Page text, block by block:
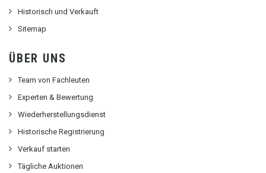
Historisch und Verkauft
Sitemap
ÜBER UNS
Team von Fachleuten
Experten & Bewertung
Wiederherstellungsdienst
Historische Registrierung
Verkauf starten
Tägliche Auktionen